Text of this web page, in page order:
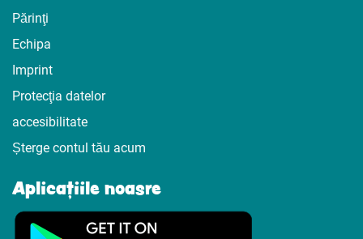
Părinţi
Echipa
Imprint
Protecţia datelor
accesibilitate
Șterge contul tău acum
Aplicațiile noasre